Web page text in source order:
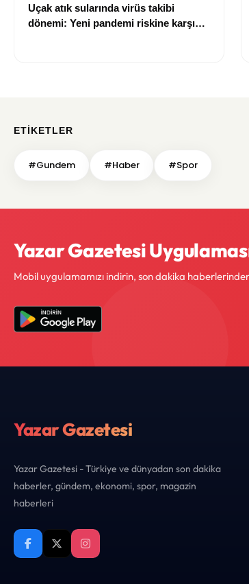
Uçak atık sularında virüs takibi
dönemi: Yeni pandemi riskine karşı
ETIKETLER
#Gundem #Haber #Spor
Yazar Gazetesi
Mobil uygulamamızı indirin, son dakika
Yazar Gazetesi
Yazar Gazetesi - Türkiye ve dünyadan son dakika
haberler, gündem, ekonomi, spor, magazin
haberleri